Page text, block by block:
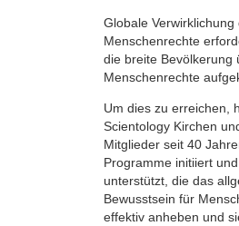
Globale Verwirklichung
Menschenrechte
die breite Bevölkerung
Menschenrechte
Um dies zu erreichen,
Scientology Kirchen
Mitglieder seit 40
Programme initiiert und
unterstützt, die das
Bewusstsein für
effektiv anheben und